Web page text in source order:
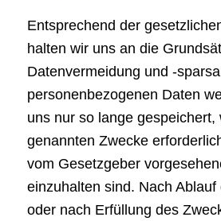
Entsprechend der
halten wir uns an die
Datenvermeidung und -
personenbezogenen Daten
uns nur so lange gespeichert,
genannten Zwecke
vom Gesetzgeber
einzuhalten sind. Nach Ablauf
oder nach Erfüllung des